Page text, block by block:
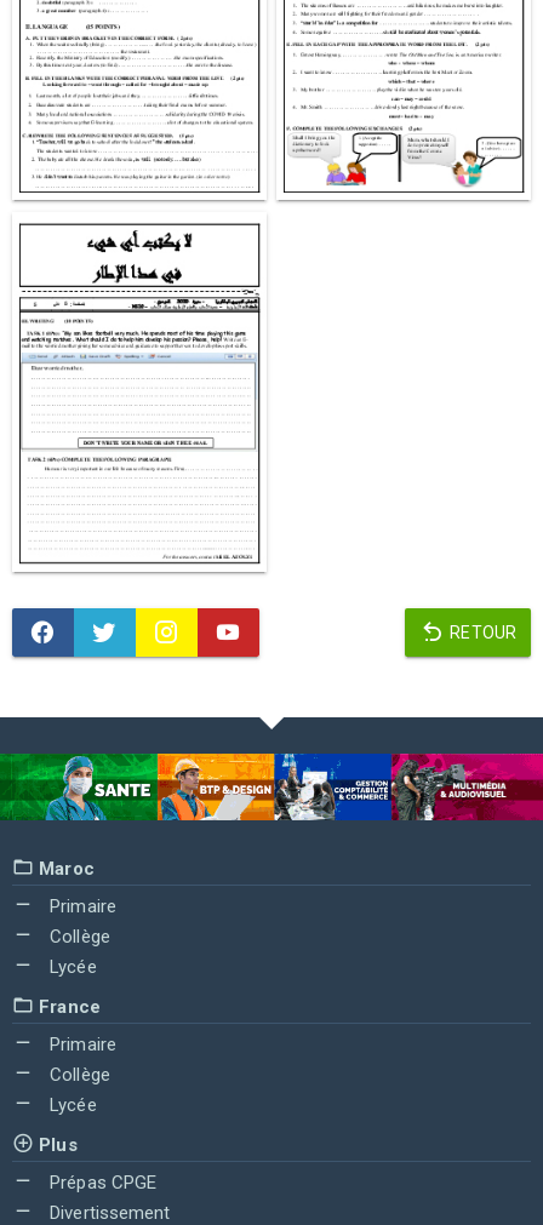
RETOUR
Maroc
Primaire
Collège
Lycée
France
Primaire
Collège
Lycée
Plus
Prépas CPGE
Divertissement